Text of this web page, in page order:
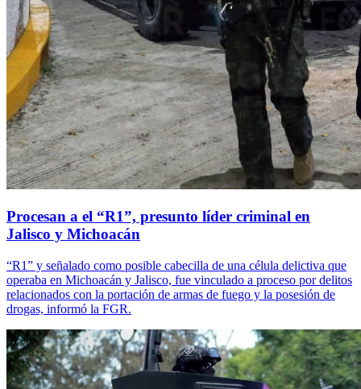
Procesan a el “R1”, presunto líder criminal en
Jalisco y Michoacán
“R1” y señalado como posible cabecilla de una célula delictiva que
operaba en Michoacán y Jalisco, fue vinculado a proceso por delitos
relacionados con la portación de armas de fuego y la posesión de
drogas, informó la FGR.